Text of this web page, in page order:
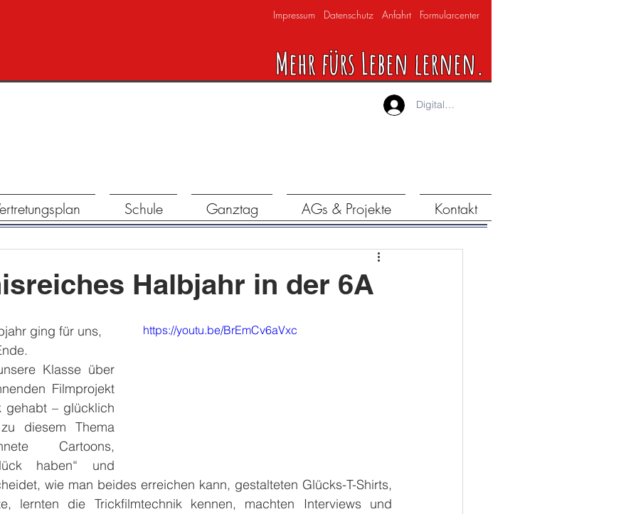
Impressum Datenschutz Anfahrt Formularcenter
Mehr fürs Leben lernen.
Digitaler Lernraum
Schule Ganztag AGs & Projekte Kontakt
Halbjahr in der 6A
https://youtu.be/BrEmCv6aVxc
ging für uns,
Klasse über
Filmprojekt
gehabt – glücklich
diesem Thema
Cartoons,
haben“ und
wie man beides erreichen kann, gestalteten Glücks-T-Shirts,
lernten die Trickfilmtechnik kennen, machten Interviews und